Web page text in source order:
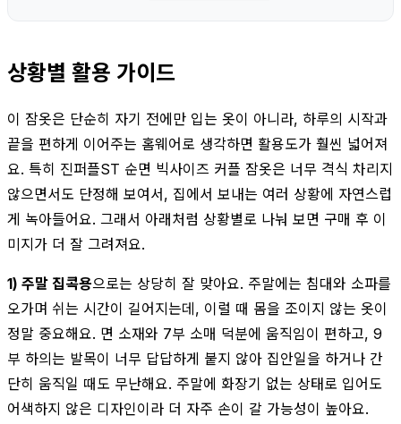
상황별 활용 가이드
이 잠옷은 단순히 자기 전에만 입는 옷이 아니라, 하루의 시작과
끝을 편하게 이어주는 홈웨어로 생각하면 활용도가 훨씬 넓어져
요. 특히 진퍼플ST 순면 빅사이즈 커플 잠옷은 너무 격식 차리지
않으면서도 단정해 보여서, 집에서 보내는 여러 상황에 자연스럽
게 녹아들어요. 그래서 아래처럼 상황별로 나눠 보면 구매 후 이
미지가 더 잘 그려져요.
1) 주말 집콕용으로는 상당히 잘 맞아요. 주말에는 침대와 소파를
오가며 쉬는 시간이 길어지는데, 이럴 때 몸을 조이지 않는 옷이
정말 중요해요. 면 소재와 7부 소매 덕분에 움직임이 편하고, 9
부 하의는 발목이 너무 답답하게 붙지 않아 집안일을 하거나 간
단히 움직일 때도 무난해요. 주말에 화장기 없는 상태로 입어도
어색하지 않은 디자인이라 더 자주 손이 갈 가능성이 높아요.